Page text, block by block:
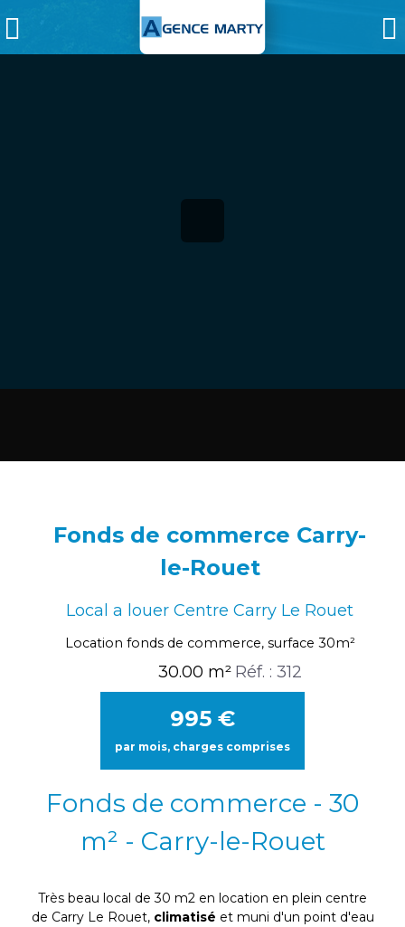
Fonds de commerce Carry-
le-Rouet
Local a louer Centre Carry Le Rouet
Location fonds de commerce, surface 30m²
30.00 m² Réf. : 312
995 €
par mois, charges comprises
Fonds de commerce - 30
m² - Carry-le-Rouet
Très beau local de 30 m2 en location en plein centre
de Carry Le Rouet, climatisé et muni d'un point d'eau